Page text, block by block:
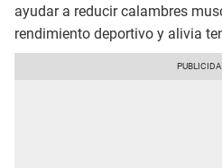
ayudar a reducir calambres
rendimiento deportivo y alivia